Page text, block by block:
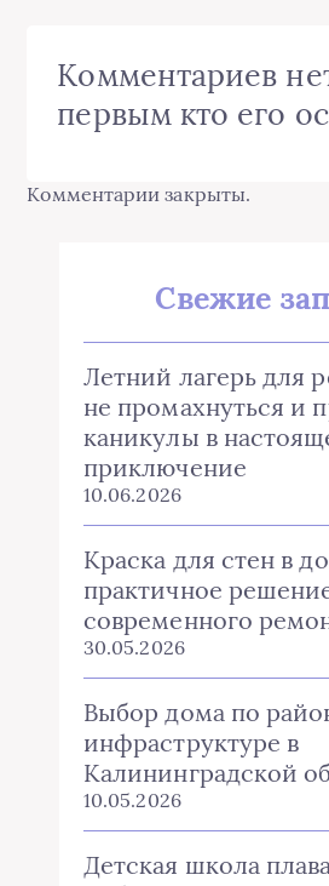
Комментариев
первым кто его
Комментарии закрыты.
Свежие
Летний лагерь для
не промахнуться и
каникулы в
приключение
10.06.2026
Краска для стен в
практичное
современного
30.05.2026
Выбор дома по
инфраструктуре в
Калининградской
10.05.2026
Детская школа